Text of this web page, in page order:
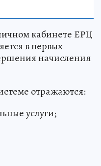
кабинете ЕРЦ
в первых
начисления
отражаются:
услуги;